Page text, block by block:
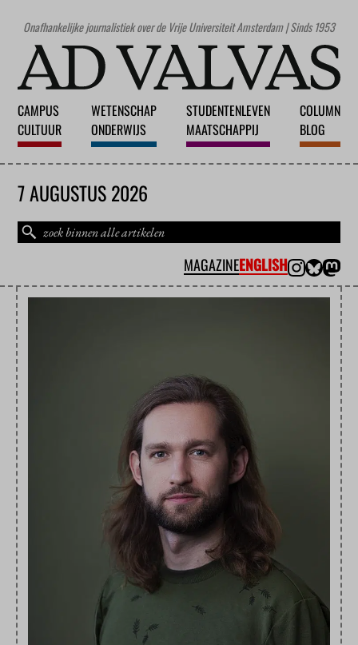
Onafhankelijke journalistiek over de Vrije Universiteit Amsterdam | Sinds 1953
CAMPUS
CULTUUR
WETENSCHAP
ONDERWIJS
STUDENTENLEVEN
MAATSCHAPPIJ
COLUMN
BLOG
7 AUGUSTUS 2026
MAGAZINEENGLISH